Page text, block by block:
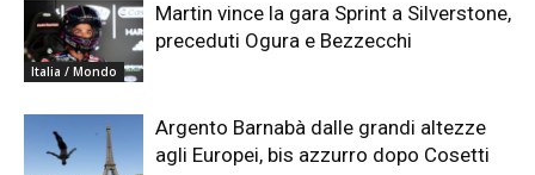
Italia / Mondo
Martin vince la gara Sprint a Silverstone,
preceduti Ogura e Bezzecchi
Argento Barnabà dalle grandi altezze
agli Europei, bis azzurro dopo Cosetti